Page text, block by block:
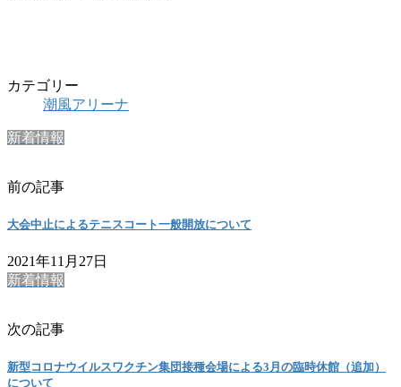
カテゴリー
潮風アリーナ
新着情報
前の記事
大会中止によるテニスコート一般開放について
2021年11月27日
新着情報
次の記事
新型コロナウイルスワクチン集団接種会場による3月の臨時休館（追加）
について